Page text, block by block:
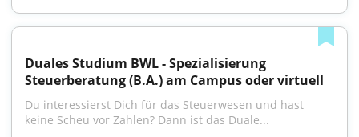
Duales Studium BWL - Spezialisierung
Steuerberatung (B.A.) am Campus oder virtuell
Du interessierst Dich für das Steuerwesen und hast
keine Scheu vor Zahlen? Dann ist das Duale...